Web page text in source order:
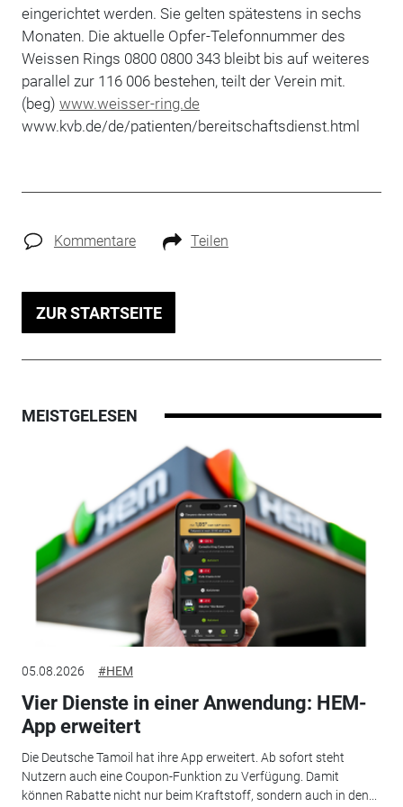
eingerichtet werden. Sie gelten spätestens in sechs
Monaten. Die aktuelle Opfer-Telefonnummer des
Weissen Rings 0800 0800 343 bleibt bis auf weiteres
parallel zur 116 006 bestehen, teilt der Verein mit.
(beg) www.weisser-ring.de
www.kvb.de/de/patienten/bereitschaftsdienst.html
Kommentare Teilen
ZUR STARTSEITE
MEISTGELESEN
05.08.2026 #HEM
Vier Dienste in einer Anwendung: HEM-
App erweitert
Die Deutsche Tamoil hat ihre App erweitert. Ab sofort steht
Nutzern auch eine Coupon-Funktion zu Verfügung. Damit
können Rabatte nicht nur beim Kraftstoff, sondern auch in den...